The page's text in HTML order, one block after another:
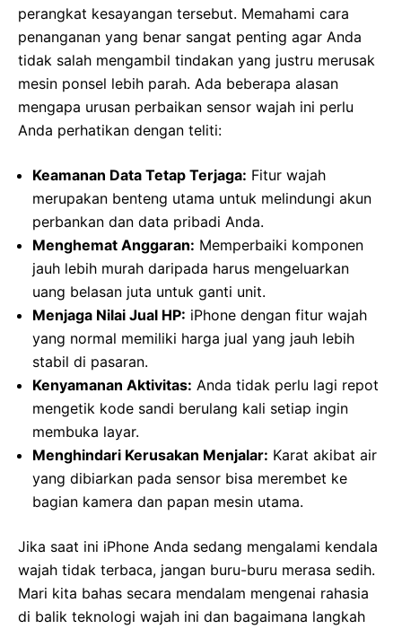
perangkat kesayangan tersebut. Memahami cara
penanganan yang benar sangat penting agar Anda
tidak salah mengambil tindakan yang justru merusak
mesin ponsel lebih parah. Ada beberapa alasan
mengapa urusan perbaikan sensor wajah ini perlu
Anda perhatikan dengan teliti:
Keamanan Data Tetap Terjaga: Fitur wajah
merupakan benteng utama untuk melindungi akun
perbankan dan data pribadi Anda.
Menghemat Anggaran: Memperbaiki komponen
jauh lebih murah daripada harus mengeluarkan
uang belasan juta untuk ganti unit.
Menjaga Nilai Jual HP: iPhone dengan fitur wajah
yang normal memiliki harga jual yang jauh lebih
stabil di pasaran.
Kenyamanan Aktivitas: Anda tidak perlu lagi repot
mengetik kode sandi berulang kali setiap ingin
membuka layar.
Menghindari Kerusakan Menjalar: Karat akibat air
yang dibiarkan pada sensor bisa merembet ke
bagian kamera dan papan mesin utama.
Jika saat ini iPhone Anda sedang mengalami kendala
wajah tidak terbaca, jangan buru-buru merasa sedih.
Mari kita bahas secara mendalam mengenai rahasia
di balik teknologi wajah ini dan bagaimana langkah